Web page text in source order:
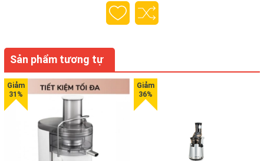
Sản phẩm tương tự